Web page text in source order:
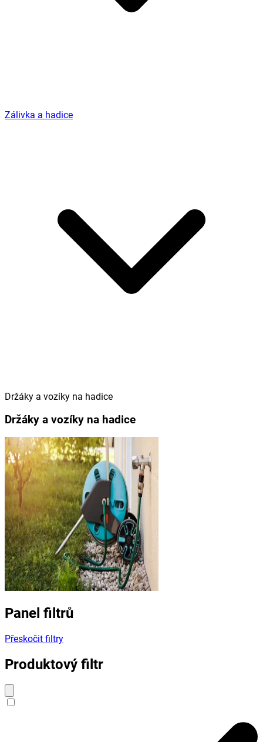
Zálivka a hadice
Držáky a vozíky na hadice
Držáky a vozíky na hadice
Panel filtrů
Přeskočit filtry
Produktový filtr